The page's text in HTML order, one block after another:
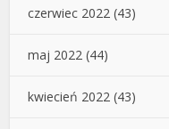
czerwiec 2022 (43)
maj 2022 (44)
kwiecień 2022 (43)